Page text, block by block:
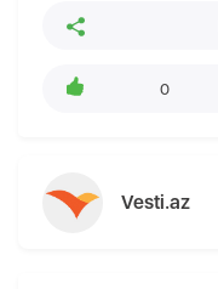
0
Vesti.az